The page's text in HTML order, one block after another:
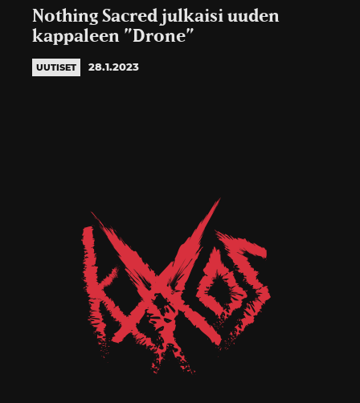
Nothing Sacred julkaisi uuden
kappaleen ”Drone”
UUTISET 28.1.2023